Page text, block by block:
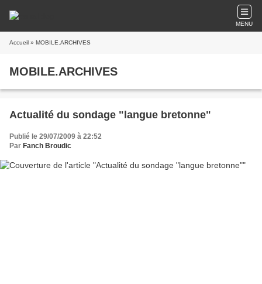
MENU
Accueil » MOBILE.ARCHIVES
MOBILE.ARCHIVES
Actualité du sondage "langue bretonne"
Publié le 29/07/2009 à 22:52
Par Fanch Broudic